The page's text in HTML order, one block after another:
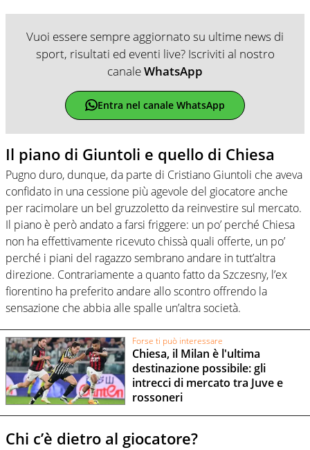
Vuoi essere sempre aggiornato su ultime news di
sport, risultati ed eventi live? Iscriviti al nostro
canaleWhatsApp
Entra nel canale WhatsApp
Il piano di Giuntoli e quello di Chiesa
Pugno duro, dunque, da parte di Cristiano Giuntoli che aveva
confidato in una cessione più agevole del giocatore anche
per racimolare un bel gruzzoletto da reinvestire sul mercato.
Il piano è però andato a farsi friggere: un po’ perché Chiesa
non ha effettivamente ricevuto chissà quali offerte, un po’
perché i piani del ragazzo sembrano andare in tutt’altra
direzione. Contrariamente a quanto fatto da Szczesny, l’ex
fiorentino ha preferito andare allo scontro offrendo la
sensazione che abbia alle spalle un’altra società.
Forse ti può interessare
Chiesa, il Milan è l'ultima
destinazione possibile: gli
intrecci di mercato tra Juve e
rossoneri
Chi c’è dietro al giocatore?